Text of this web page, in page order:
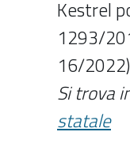
Kestrel
1293/
16/
Si trova
statale